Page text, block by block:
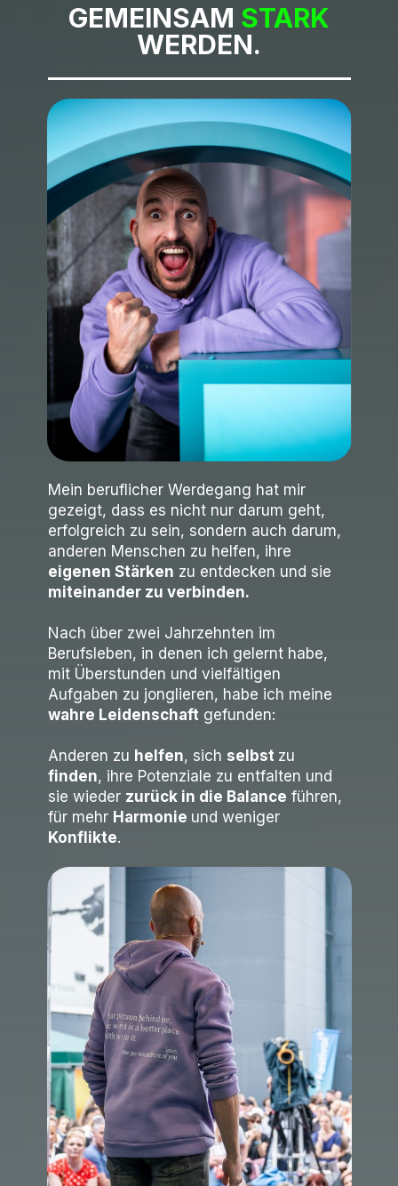
GEMEINSAM STARK
WERDEN.
Mein beruflicher Werdegang hat mir
gezeigt, dass es nicht nur darum geht,
erfolgreich zu sein, sondern auch darum,
anderen Menschen zu helfen, ihre
eigenen Stärken zu entdecken und sie
miteinander zu verbinden.
Nach über zwei Jahrzehnten im
Berufsleben, in denen ich gelernt habe,
mit Überstunden und vielfältigen
Aufgaben zu jonglieren, habe ich meine
wahre Leidenschaftgefunden:
Anderen zu helfen, sich selbst zu
finden, ihre Potenziale zu entfalten und
sie wieder zurück in die Balance führen,
für mehr Harmonie und weniger
Konflikte.